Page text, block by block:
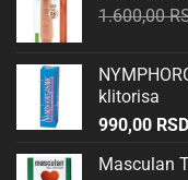
1.600,00
klitorisa
990,00 RSD
Masculan